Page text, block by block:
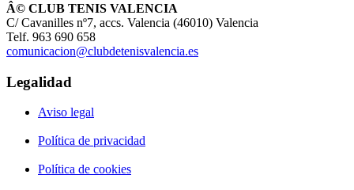
Â© CLUB TENIS VALENCIA
C/ Cavanilles nº7, accs. Valencia (46010) Valencia
Telf. 963 690 658
comunicacion@clubdetenisvalencia.es
Legalidad
Aviso legal
Política de privacidad
Política de cookies